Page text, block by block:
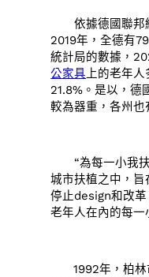
依據德國聯邦
2019年，全德有
統計局的數據，
公家具 上的老年
21.8%。是以，德
較為器重，各州也
“為每一小我扶
城市扶植之中，
停止design和改
老年人在內的每一
1992年，柏林